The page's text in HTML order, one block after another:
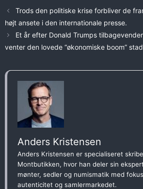
Trods den politiske krise forbliver de
højt ansete i den internationale presse.
Et år efter Donald Trumps
venter den lovede “økonomiske boom”
Anders Kristensen
Anders Kristensen er specialiseret
Montbutikken, hvor han deler sin
mønter, sedler og numismatik med
autenticitet og samlermarkedet.